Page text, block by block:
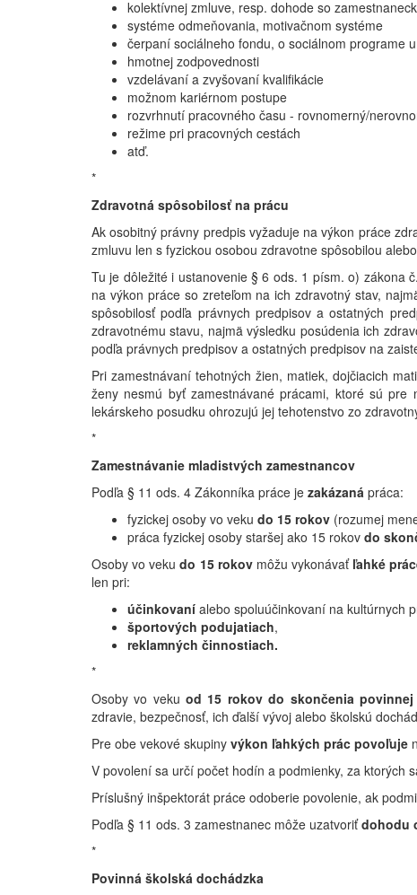
kolektívnej zmluve, resp. dohode so
systéme odmeňovania, motivačnom systéme
čerpaní sociálneho fondu, o sociálnom programe
hmotnej zodpovednosti
vzdelávaní a zvyšovaní kvalifikácie
možnom kariérnom postupe
rozvrhnutí pracovného času - rovnomerný/
režime pri pracovných cestách
atď.
*
Zdravotná spôsobilosť na prácu
Ak osobitný právny predpis vyžaduje na výkon práce
zmluvu len s fyzickou osobou zdravotne spôsobilou
Tu je dôležité i ustanovenie § 6 ods. 1 písm. o) zákona
na výkon práce so zreteľom na ich zdravotný stav,
spôsobilosť podľa právnych predpisov a ostatných
zdravotnému stavu, najmä výsledku posúdenia ich
podľa právnych predpisov a ostatných predpisov na
Pri zamestnávaní tehotných žien, matiek, dojčiacich
ženy nesmú byť zamestnávané prácami, ktoré sú
lekárskeho posudku ohrozujú jej tehotenstvo zo
*
Zamestnávanie mladistvých zamestnancov
Podľa § 11 ods. 4 Zákonníka práce je zakázaná práca:
fyzickej osoby vo veku do 15 rokov (rozumej
práca fyzickej osoby staršej ako 15 rokov do
Osoby vo vekudo 15 rokovmôžu vykonávať ľahké
len pri:
účinkovaní alebo spoluúčinkovaní na kultúrnych
športových podujatiach,
reklamných činnostiach.
*
Osoby vo vekuod 15 rokov do skončenia
zdravie, bezpečnosť, ich ďalší vývoj alebo školskú
Pre obe vekové skupiny výkon ľahkých prác povoľuje
V povolení sa určí počet hodín a podmienky, za ktorých
Príslušný inšpektorát práce odoberie povolenie, ak
Podľa § 11 ods. 3 zamestnanec môže uzatvoriťdohodu
*
Povinná školská dochádzka